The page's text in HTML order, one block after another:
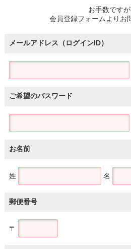
お手数ですが
会員登録フォームよりお
メールアドレス（ログインID）
ご希望のパスワード
お名前
姓 名
郵便番号
〒